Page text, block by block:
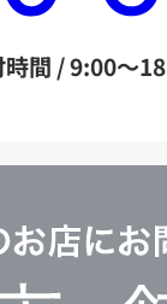
時間 / 9:00～